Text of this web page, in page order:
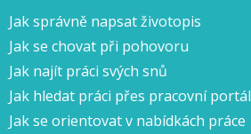
Jak správně napsat životopis
Jak se chovat při pohovoru
Jak najít práci svých snů
Jak hledat práci přes pracovní portál
Jak se orientovat v nabídkách práce